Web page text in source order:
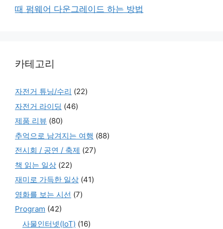
때 펌웨어 다운그레이드 하는 방법
카테고리
자전거 튜닝/수리 (22)
자전거 라이딩 (46)
제품 리뷰 (80)
추억으로 남겨지는 여행 (88)
전시회 / 공연 / 축제 (27)
책 읽는 일상 (22)
재미로 가득한 일상 (41)
영화를 보는 시선 (7)
Program (42)
사물인터넷(IoT) (16)